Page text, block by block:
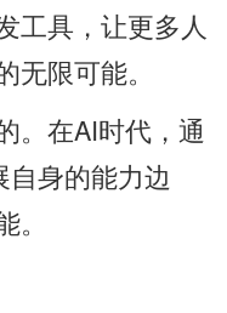
工具，让更多人
限可能。
在AI时代，通
自身的能力边